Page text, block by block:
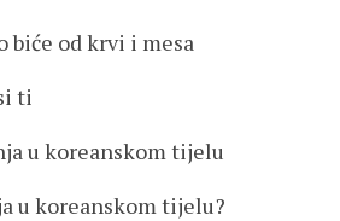
biće od krvi i mesa
ti
u koreanskom tijelu
u koreanskom tijelu?